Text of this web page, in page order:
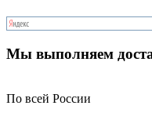
Мы выполняем
По всей России